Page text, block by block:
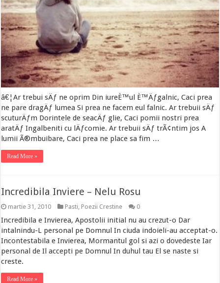
â€¦Ar trebui sÄƒ ne oprim Din iureÈ™ul È™Äƒgalnic, Caci prea
ne pare dragÄƒ lumea Si prea ne facem eul falnic. Ar trebuii sÄƒ
scuturÄƒm Dorintele de seacÄƒ glie, Caci pomii nostri prea
aratÄƒ Ingalbeniti cu lÄƒcomie. Ar trebuii sÄƒ trÃ¢ntim jos A
lumii Ã®mbuibare, Caci prea ne place sa fim …
Read More »
Incredibila Inviere – Nelu Rosu
martie 31, 2010 Pasti, Poezii Crestine 0
Incredibila e Invierea, Apostolii initial nu au crezut-o Dar
intalnindu-L personal pe Domnul In ciuda indoieli-au acceptat-o.
Incontestabila e Invierea, Mormantul gol si azi o dovedeste Iar
personal de Il accepti pe Domnul In duhul tau El se naste si
creste.
Read More »